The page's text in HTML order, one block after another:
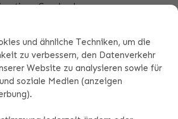
Geschenk
und ähnliche Techniken, um die
zu verbessern, den Datenverkehr
Website zu analysieren sowie für
soziale Medien (anzeigen